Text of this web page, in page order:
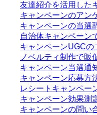
友達紹介を活用した
キャンペーンのアン
キャンペーンの当選
自治体キャンペーン
キャンペーンUGC
ノベルティ制作で販
キャンペーン当選通
キャンペーン応募方
レシートキャンペー
キャンペーン効果測
キャンペーンの問い